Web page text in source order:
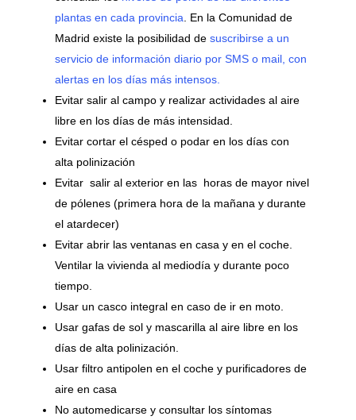
plantas en cada provincia . En la Comunidad de
Madrid existe la posibilidad de suscribirse a un
servicio de información diario por SMS o mail, con
alertas en los días más intensos.
Evitar salir al campo y realizar actividades al aire
libre en los días de más intensidad.
Evitar cortar el césped o podar en los días con
alta polinización
Evitar salir al exterior en las horas de mayor nivel
de pólenes (primera hora de la mañana y durante
el atardecer)
Evitar abrir las ventanas en casa y en el coche.
Ventilar la vivienda al mediodía y durante poco
tiempo.
Usar un casco integral en caso de ir en moto.
Usar gafas de sol y mascarilla al aire libre en los
días de alta polinización.
Usar filtro antipolen en el coche y purificadores de
aire en casa
No automedicarse y consultar los síntomas